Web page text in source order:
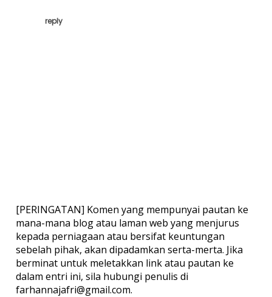
reply
[PERINGATAN] Komen yang mempunyai pautan ke
mana-mana blog atau laman web yang menjurus
kepada perniagaan atau bersifat keuntungan
sebelah pihak, akan dipadamkan serta-merta. Jika
berminat untuk meletakkan link atau pautan ke
dalam entri ini, sila hubungi penulis di
farhannajafri@gmail.com.